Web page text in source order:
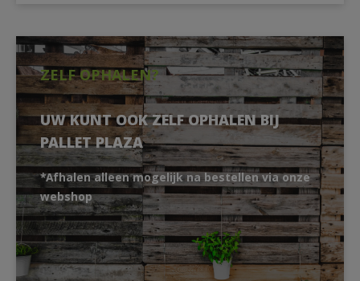
ZELF OPHALEN?
UW KUNT OOK ZELF OPHALEN BIJ
PALLET PLAZA
*Afhalen alleen mogelijk na bestellen via onze
webshop